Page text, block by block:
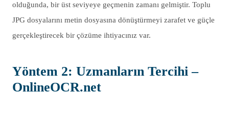
olduğunda, bir üst seviyeye geçmenin zamanı gelmiştir. Toplu
JPG dosyalarını metin dosyasına dönüştürmeyi zarafet ve güçle
gerçekleştirecek bir çözüme ihtiyacınız var.
Yöntem 2: Uzmanların Tercihi –
OnlineOCR.net